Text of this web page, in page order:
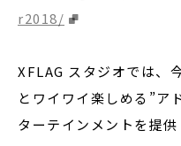
r2018/
XFLAG スタジオでは、
とワイワイ楽しめる”ア
ターテインメントを提供